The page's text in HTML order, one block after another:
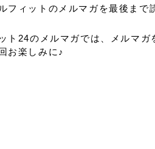
フィットのメルマガを最後まで
ト24のメルマガでは、メルマ
お楽しみに♪